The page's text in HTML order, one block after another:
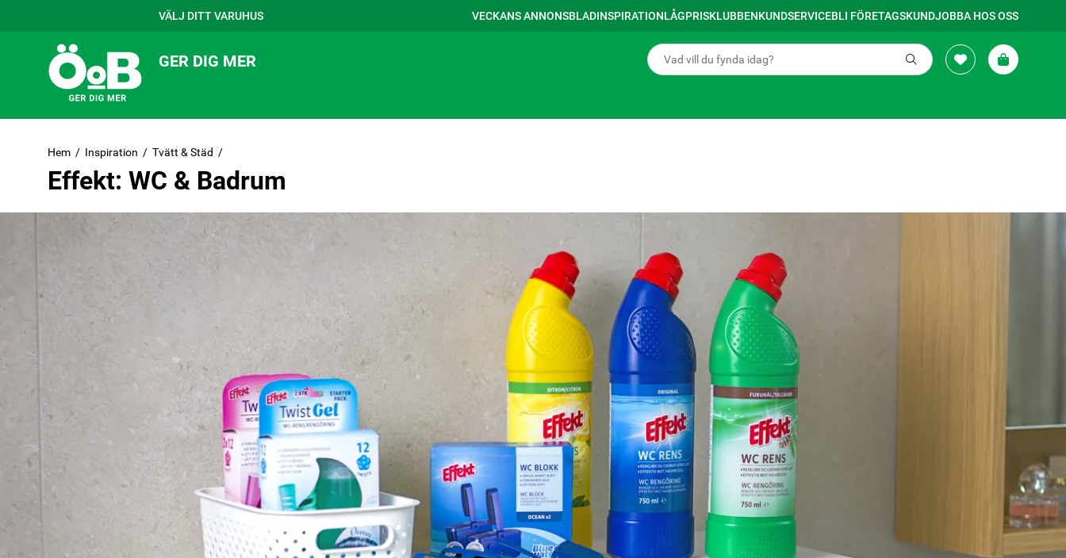
VÄLJ DITT VARUHUS VECKANS ANNONSBLADINSPIRATIONLÅGPRISKLUBBENKUNDSERVICEBLI FÖRETAGSKUNDJOBBA HOS OSS
GER DIG MER
Hem Inspiration Tvätt & Städ
Effekt: WC & Badrum